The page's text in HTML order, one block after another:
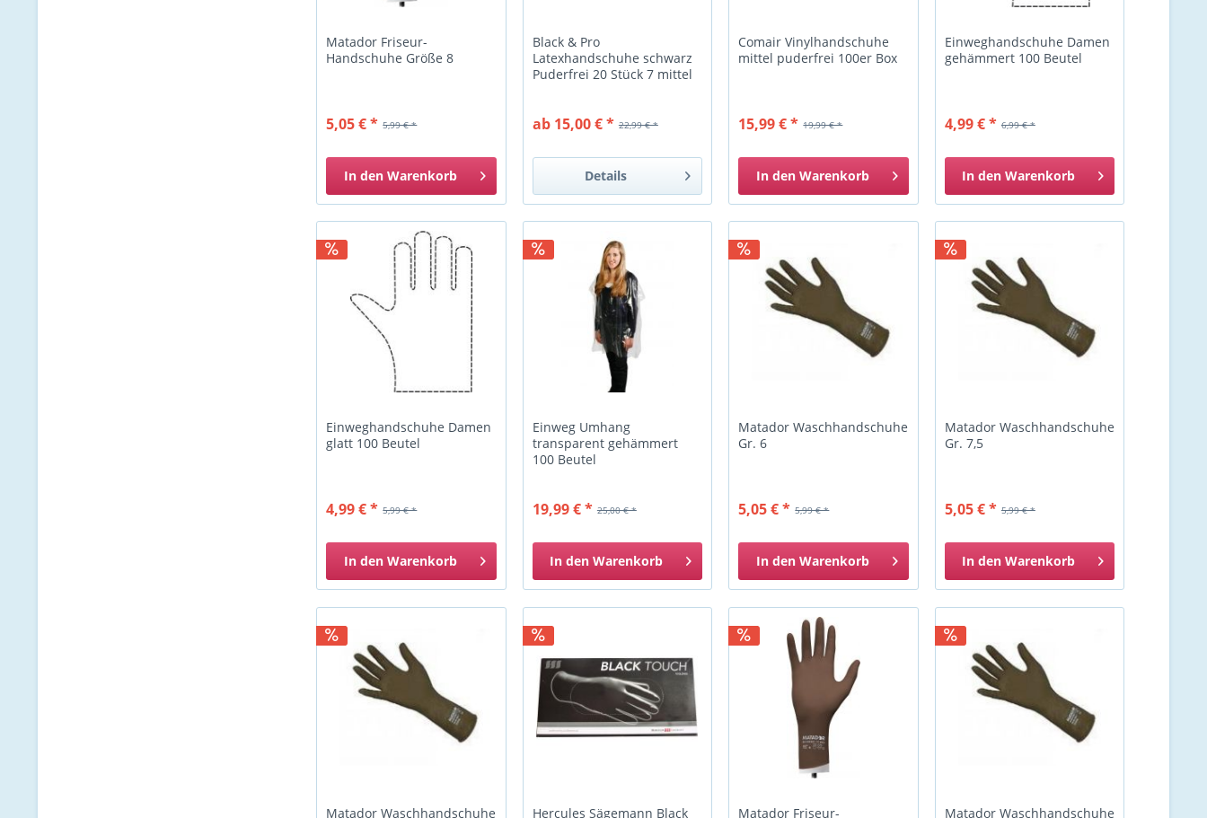
Matador Friseur-
Handschuhe Größe 8
5,99 € *
5,05 € *
In den Warenkorb
Black & Pro
Latexhandschuhe schwarz
Puderfrei 20 Stück 7 mittel
22,99 € *
ab 15,00 € *
Details
Comair Vinylhandschuhe
mittel puderfrei 100er Box
19,99 € *
15,99 € *
In den Warenkorb
Einweghandschuhe Damen
gehämmert 100 Beutel
6,99 € *
4,99 € *
In den Warenkorb
Einweghandschuhe Damen
glatt 100 Beutel
5,99 € *
4,99 € *
In den Warenkorb
Einweg Umhang
transparent gehämmert
100 Beutel
25,00 € *
19,99 € *
In den Warenkorb
Matador Waschhandschuhe
Gr. 6
5,99 € *
5,05 € *
In den Warenkorb
Matador Waschhandschuhe
Gr. 7,5
5,99 € *
5,05 € *
In den Warenkorb
Matador Waschhandschuhe Hercules Sägemann Black Matador Friseur- Matador Waschhandschuhe